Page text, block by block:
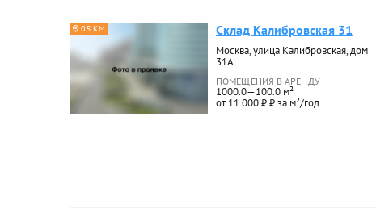
0.5 КМ Склад Калибровская 31
Москва, улица Калибровская, дом
31А
ПОМЕЩЕНИЯ В АРЕНДУ
1000.0—100.0 м²
от 11 000 ₽ ₽ за м²/год